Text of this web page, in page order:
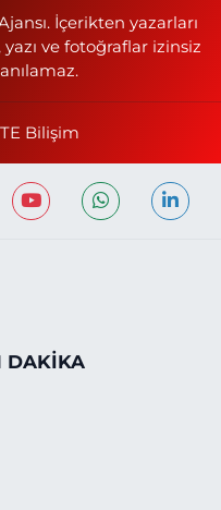
İçerikten yazarları
ve fotoğraflar izinsiz
TE Bilişim
DAKİKA